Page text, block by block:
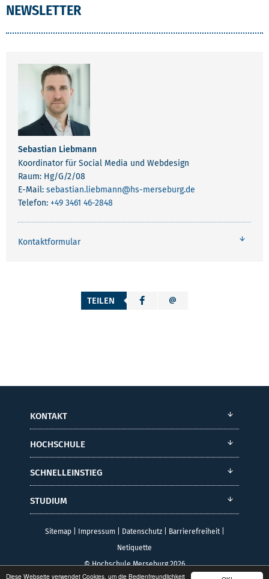
Diese Webseite verwendet Cookies, um die Bedienfreundlichkeit
NEWSLETTER
Sebastian Liebmann
Koordinator für Social Media und Webdesign
Raum: Hg/G/2/08
E-Mail: sebastian.liebmann@hs-merseburg.de
Telefon: +49 3461 46-2848
Kontaktformular
TEILEN
KONTAKT
HOCHSCHULE
SCHNELLEINSTIEG
STUDIUM
Sitemap| Impressum| Datenschutz| Barrierefreiheit|
Netiquette
© Hochschule Merseburg 2026